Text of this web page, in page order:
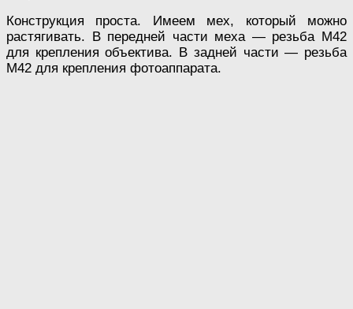
Конструкция проста. Имеем мех, который можно
растягивать. В передней части меха — резьба М42
для крепления объектива. В задней части — резьба
М42 для крепления фотоаппарата.